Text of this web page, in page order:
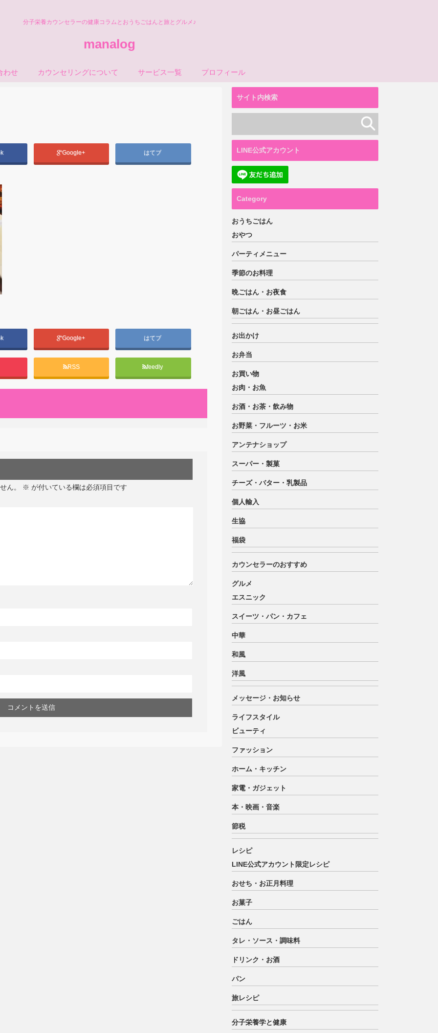
分子栄養カウンセラーの健康コラムとおうちごはんと旅とグルメ♪
manalog
わせ カウンセリングについて サービス一覧 プロフィール
Google+ はてブ
Google+ はてブ
RSS feedly
ん。 ※ が付いている欄は必須項目です
サイト内検索
LINE公式アカウント
Category
おうちごはん
おやつ
パーティメニュー
季節のお料理
晩ごはん・お夜食
朝ごはん・お昼ごはん
お出かけ
お弁当
お買い物
お肉・お魚
お酒・お茶・飲み物
お野菜・フルーツ・お米
アンテナショップ
スーパー・製菓
チーズ・バター・乳製品
個人輸入
生協
福袋
カウンセラーのおすすめ
グルメ
エスニック
スイーツ・パン・カフェ
中華
和風
洋風
メッセージ・お知らせ
ライフスタイル
ビューティ
ファッション
ホーム・キッチン
家電・ガジェット
本・映画・音楽
節税
レシピ
LINE公式アカウント限定レシピ
おせち・お正月料理
お菓子
ごはん
タレ・ソース・調味料
ドリンク・お酒
パン
旅レシピ
分子栄養学と健康